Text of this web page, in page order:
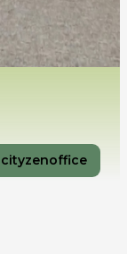
cityzenoffice